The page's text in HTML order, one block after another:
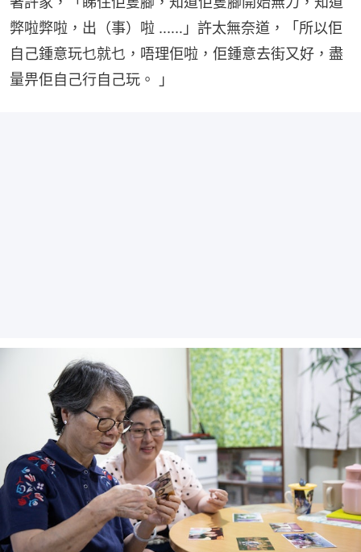
弊啦弊啦，出（事）啦 ‥‥‥」許太無奈道，「所以佢
自己鍾意玩乜就乜，唔理佢啦，佢鍾意去街又好，盡
量畀佢自己行自己玩。 」